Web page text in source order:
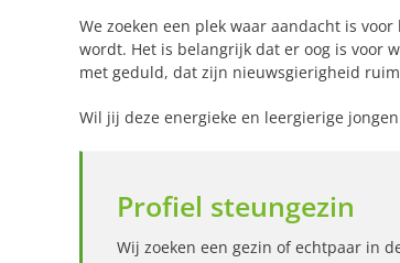
We zoeken een plek waar aandacht is
wordt. Het is belangrijk dat er oog is voor
met geduld, dat zijn nieuwsgierigheid
Wil jij deze energieke en leergierige
Profiel steungezin
Wij zoeken een gezin of echtpaar in